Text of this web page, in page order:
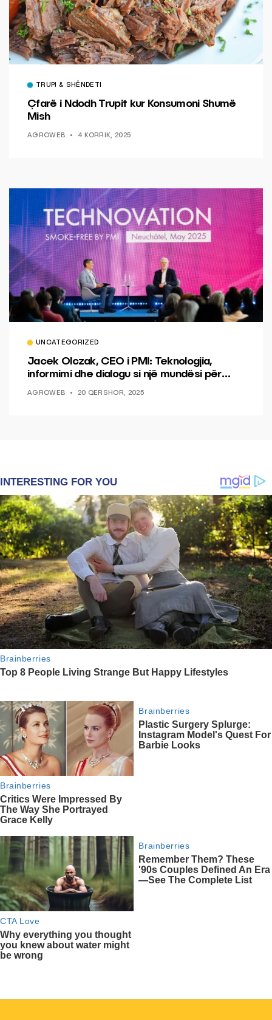
TRUPI & SHËNDETI
Çfarë i Ndodh Trupit kur Konsumoni Shumë
Mish
AGROWEB 4 KORRIK, 2025
UNCATEGORIZED
Jacek Olczak, CEO i PMI: Teknologjia,
informimi dhe dialogu si një mundësi për
AGROWEB 20 QERSHOR, 2025